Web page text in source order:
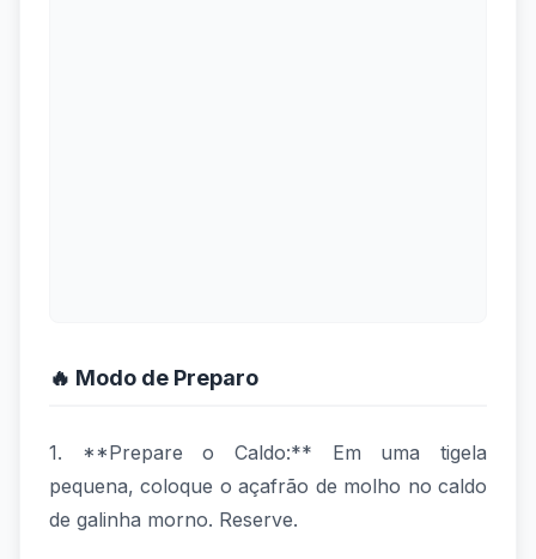
🔥 Modo de Preparo
1. **Prepare o Caldo:** Em uma tigela
pequena, coloque o açafrão de molho no caldo
de galinha morno. Reserve.